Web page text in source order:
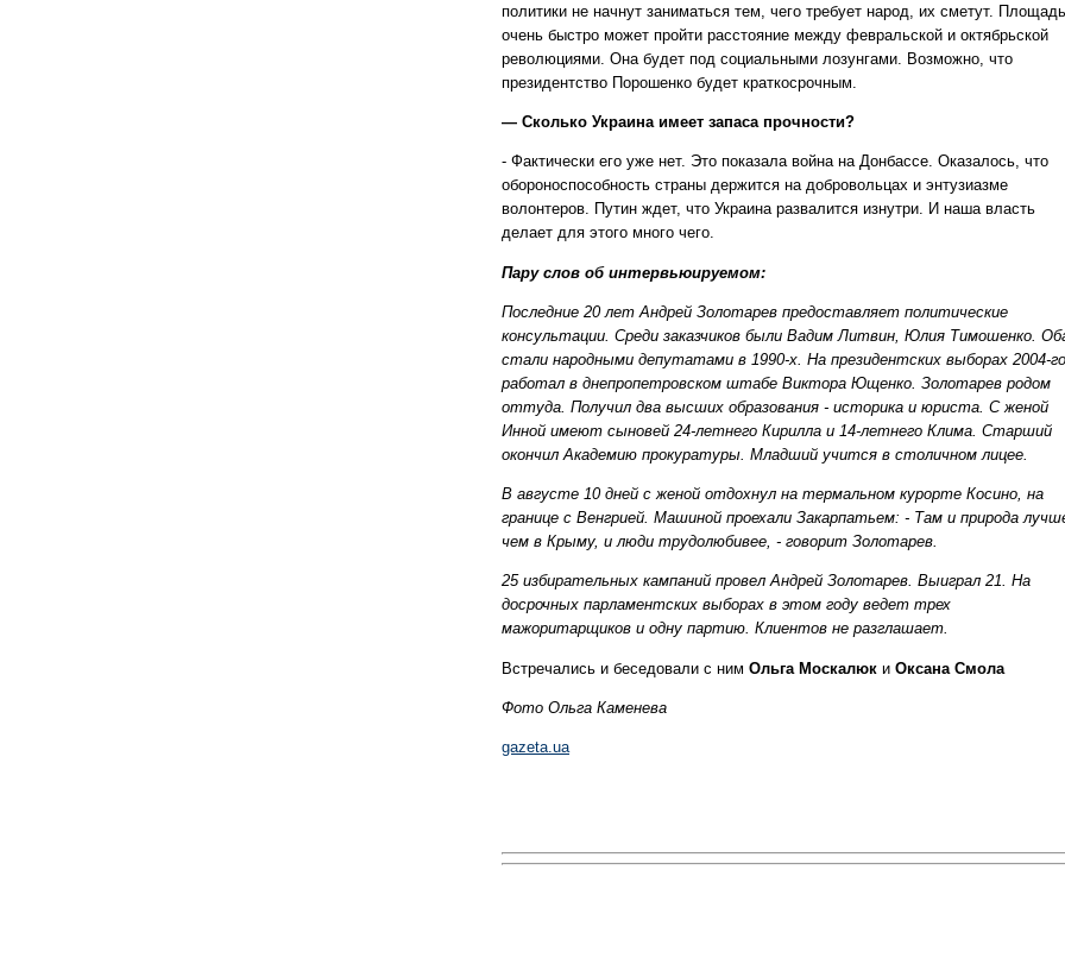
политики не начнут заниматься тем, чего требует народ, их сметут. Площадь
очень быстро может пройти расстояние между февральской и октябрьской
революциями. Она будет под социальными лозунгами. Возможно, что
президентство Порошенко будет краткосрочным.
— Сколько Украина имеет запаса прочности?
- Фактически его уже нет. Это показала война на Донбассе. Оказалось, что
обороноспособность страны держится на добровольцах и энтузиазме
волонтеров. Путин ждет, что Украина развалится изнутри. И наша власть
делает для этого много чего.
Пару слов об интервьюируемом:
Последние 20 лет Андрей Золотарев предоставляет политические
консультации. Среди заказчиков были Вадим Литвин, Юлия Тимошенко.
стали народными депутатами в 1990-х. На президентских выборах 2004-го
работал в днепропетровском штабе Виктора Ющенко. Золотарев родом
оттуда. Получил два высших образования - историка и юриста. С женой
Инной имеют сыновей 24-летнего Кирилла и 14-летнего Клима. Старший
окончил Академию прокуратуры. Младший учится в столичном лицее.
В августе 10 дней с женой отдохнул на термальном курорте Косино, на
границе с Венгрией. Машиной проехали Закарпатьем: - Там и природа
чем в Крыму, и люди трудолюбивее, - говорит Золотарев.
25 избирательных кампаний провел Андрей Золотарев. Выиграл 21. На
досрочных парламентских выборах в этом году ведет трех
мажоритарщиков и одну партию. Клиентов не разглашает.
Встречались и беседовали с ним Ольга Москалюк и Оксана Смола
Фото Ольга Каменева
gazeta.ua